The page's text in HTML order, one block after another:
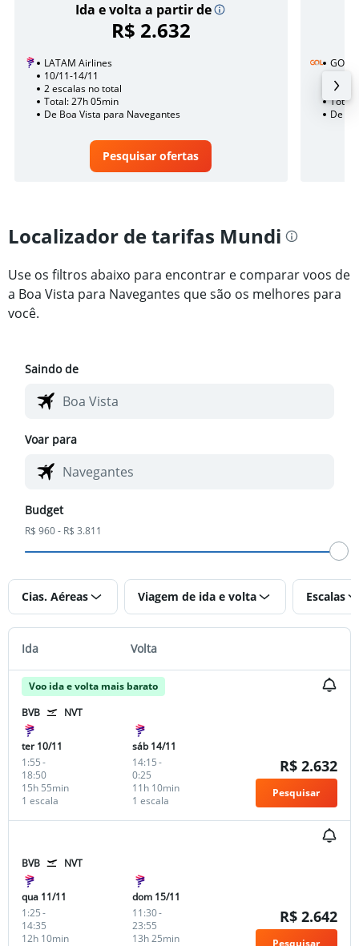
Ida e volta a partir de
R$ 2.632
LATAM Airlines
10/11-14/11
2 escalas no total
Total: 27h 05min
De Boa Vista para Navegantes
Pesquisar ofertas
GOL
3
Total:
De
Localizador de tarifas Mundi
Use os filtros abaixo para encontrar e comparar voos de
a Boa Vista para Navegantes que são os melhores para
você.
Saindo de
Voar para
Budget
R$ 960 - R$ 3.811
Cias. Aéreas Viagem de ida e volta Escalas
Ida Volta
Voo ida e volta mais barato
BVB
NVT
ter 10/11
1:55-
18:50
1 escala
15h 55min
sáb 14/11
14:15-
0:25
1 escala
11h 10min
R$ 2.632
Pesquisar
BVB NVT
qua 11/11
1:25-
14:35
12h 10min
dom 15/11
11:30-
23:55
13h 25min
R$ 2.642
Pesquisar